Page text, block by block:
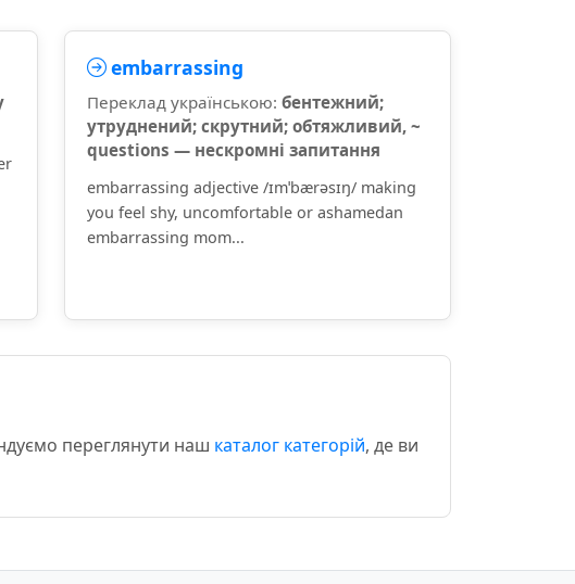
embarrassing
Переклад українською: бентежний;
утруднений; скрутний; обтяжливий, ~
questions — нескромні запитання
embarrassing adjective /ɪmˈbærəsɪŋ/ making
you feel shy, uncomfortable or ashamedan
embarrassing mom...
переглянути наш каталог категорій, де ви